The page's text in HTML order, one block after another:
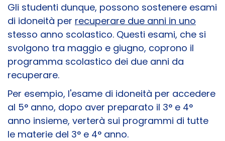
Gli studenti dunque, possono sostenere esami
di idoneità per recuperare due anni in uno
stesso anno scolastico. Questi esami, che si
svolgono tra maggio e giugno, coprono il
programma scolastico dei due anni da
recuperare.
Per esempio, l'esame di idoneità per accedere
al 5° anno, dopo aver preparato il 3° e 4°
anno insieme, verterà sui programmi di tutte
le materie del 3° e 4° anno.